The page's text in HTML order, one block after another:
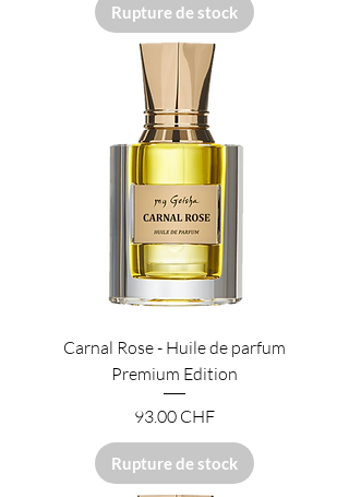
Rupture de stock
Carnal Rose - Huile de parfum
Premium Edition
Prix
93.00 CHF
Rupture de stock